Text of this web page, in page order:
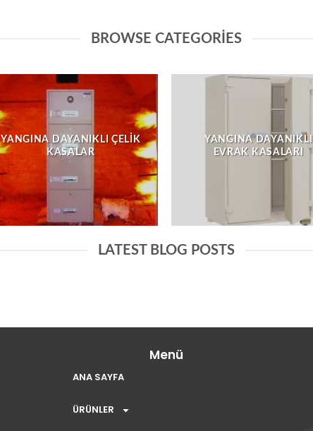
BROWSE CATEGORIES
YANGINA DAYANIKLI ÇELIK
KASALAR
YANGINA DAYANIKLI
EVRAK KASALARI
LATEST BLOG POSTS
Menü
ANA SAYFA
ÜRÜNLER